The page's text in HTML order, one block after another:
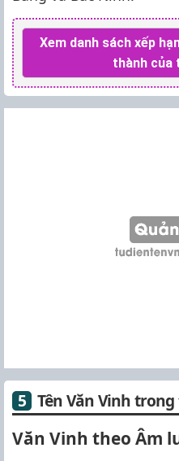
Xem danh sách xếp
thành của
Tên Văn Vinh
Văn Vinh theo Âm